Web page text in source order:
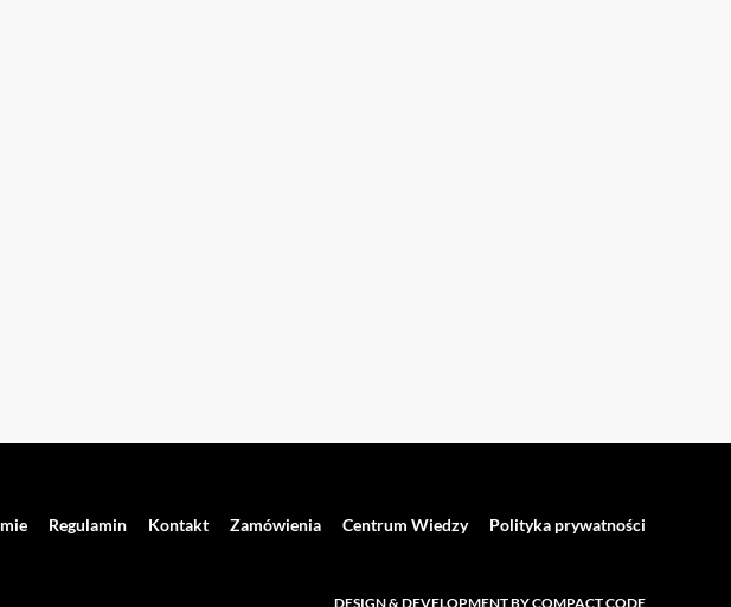
Regulamin Kontakt Zamówienia Centrum Wiedzy Polityka prywatności
DESIGN & DEVELOPMENT BY COMPACT CODE